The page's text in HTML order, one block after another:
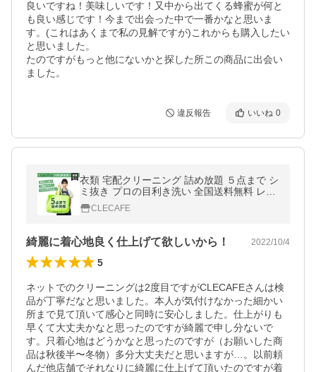
良いですね！美味しいです！又中から出てくる蜂蜜が何と
も良い感じです！今まで出会った中で一番かなと思いま
す。(これはあくまで私の見解ですが)これからも購入したい
と思いました。
たのですがもっと他にないかと探した所この商品に出会い
ました。
違反報告 いいね 0
衣類 宅配クリーニング 詰め放題 ５点まで シ
ミ抜き プロの目利き洗い 全国送料無料 レギ
ュラー
CLECAFE
綺麗に着心地良く仕上げて欲しいから！ 2022/10/4
5
ネットでのクリーニングは2度目ですがCLECAFEさんは検
品が丁寧だなと思いました。本人が気付けなかった細かい
所まで見て頂いて感心と同時に安心しました。仕上がりも
早くて大丈夫かなと思ったのですが綺麗で申し分ないで
す。只着心地はどうかなと思ったのですが（お願いした商
品は秋後半〜冬物）多分大丈夫だと思いますが…。以前頼
んだ他店舗でそれなりに綺麗に仕上げて頂いたのですが着